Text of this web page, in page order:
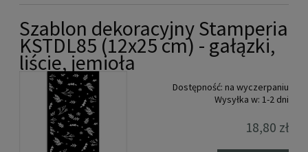
Szablon dekoracyjny Stamperia
KSTDL85 (12x25 cm) - gałązki,
liście, jemioła
Dostępność: na wyczerpaniu
Wysyłka w: 1-2 dni
18,80 zł